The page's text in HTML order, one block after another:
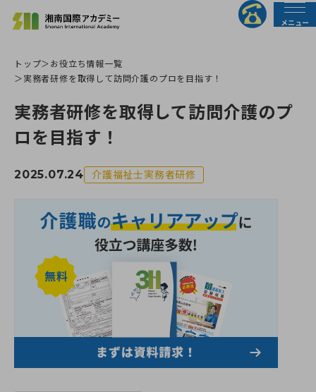
メニュー
法人の皆様へ 行政の皆様へ
トップページ
介護職員初任者研修
介護福祉士実務者研修
介護福祉士受験対策講座
すべての講座
すべての講座
介護職員初任者研修
教室一覧
トップ
お役立ち情報一覧
実務者研修を取得して訪問介護のプロを目指す！
実務者研修を取得して訪問介護のプ
ロを目指す！
2025.07.24 介護福祉士実務者研修